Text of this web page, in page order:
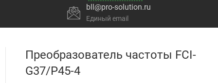
bll@pro-solution.ru
Единый email
Преобразователь частоты FCI-
G37/P45-4